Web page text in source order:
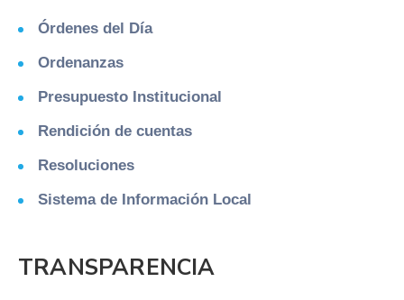
Órdenes del Día
Ordenanzas
Presupuesto Institucional
Rendición de cuentas
Resoluciones
Sistema de Información Local
TRANSPARENCIA